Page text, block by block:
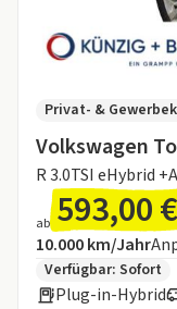
Volkswagen
R 3.0TSI eHybrid
Privat- &
ab 593,00 €
Angebotsdetails:
Inklusive
10.000 km/Jahr
Zusätzliche
Verfügbar: Sofort
Plug-in-Hybrid